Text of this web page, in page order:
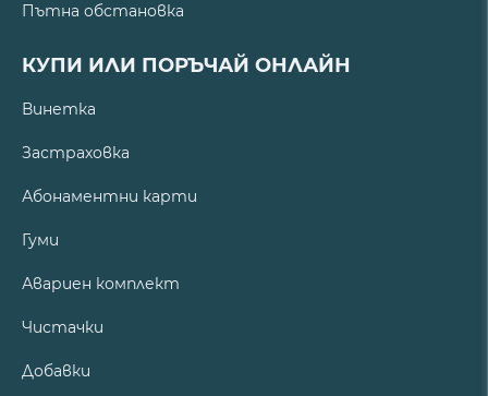
Пътна обстановка
КУПИ ИЛИ ПОРЪЧАЙ ОНЛАЙН
Винетка
Застраховка
Абонаментни карти
Гуми
Авариен комплект
Чистачки
Добавки